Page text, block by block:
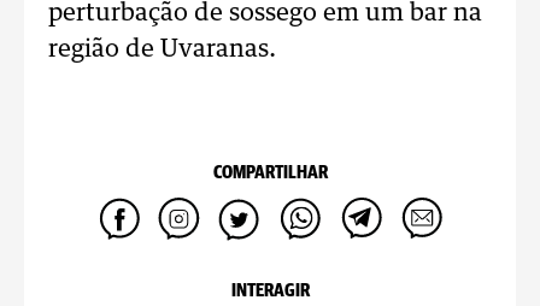
perturbação de sossego em um bar na
região de Uvaranas.
COMPARTILHAR
INTERAGIR